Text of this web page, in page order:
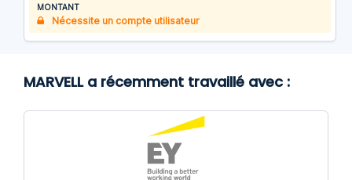
MONTANT
Nécessite un compte utilisateur
MARVELL a récemment travaillé avec :